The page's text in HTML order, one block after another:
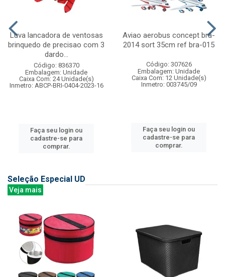
Luva lancadora de ventosas
brinquedo de precisao com 3
dardo...
Código: 836370
Embalagem: Unidade
Caixa Com: 24 Unidade(s)
Inmetro: ABCP-BRI-0404-2023-16
Faça seu login ou
cadastre-se para
comprar.
Aviao aerobus concept bra-
2014 sort 35cm ref bra-015
Código: 307626
Embalagem: Unidade
Caixa Com: 12 Unidade(s)
Inmetro: 003745/09
Faça seu login ou
cadastre-se para
comprar.
Seleção Especial UD
Veja mais